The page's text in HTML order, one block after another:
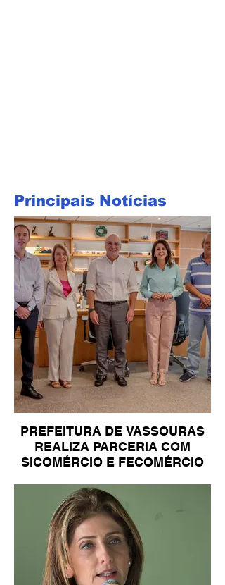
Principais Notícias
PREFEITURA DE VASSOURAS
REALIZA PARCERIA COM
SICOMÉRCIO E FECOMÉRCIO